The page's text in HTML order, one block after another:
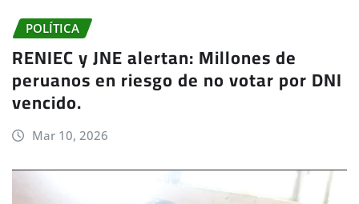
POLÍTICA
RENIEC y JNE alertan: Millones de
peruanos en riesgo de no votar por DNI
vencido.
Mar 10, 2026